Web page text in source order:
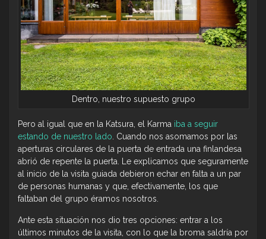
Dentro, nuestro supuesto grupo
Pero al igual que en la Katsura, el Karma iba a seguir
estando de nuestro lado . Cuando nos asomamos por las
aperturas circulares de la puerta de entrada una finlandesa
abrió de repente la puerta. Le explicamos que seguramente
al inicio de la visita guiada debieron echar en falta a un par
de personas humanas y que, efectivamente, los que
faltaban del grupo éramos nosotros.
Ante esta situación nos dio tres opciones: entrar a los
últimos minutos de la visita, con lo que la broma saldría por